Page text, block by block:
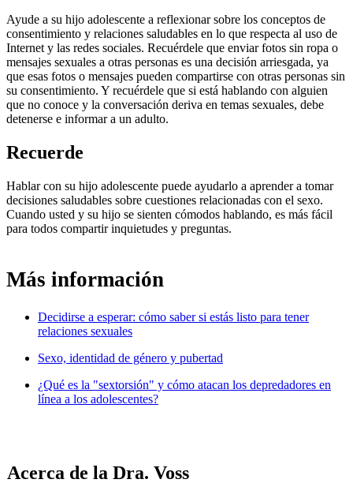
Ayude a su hijo adolescente a reflexionar sobre los conceptos de
consentimiento y relaciones saludables en lo que respecta al uso de
Internet y las redes sociales. Recuérdele que enviar fotos sin ropa o
mensajes sexuales a otras personas es una decisión arriesgada, ya
que esas fotos o mensajes pueden compartirse con otras personas sin
su consentimiento. Y recuérdele que si está hablando con alguien
que no conoce y la conversación deriva en temas sexuales, debe
detenerse e informar a un adulto.
Recuerde
Hablar con su hijo adolescente puede ayudarlo a aprender a tomar
decisiones saludables sobre cuestiones relacionadas con el sexo.
Cuando usted y su hijo se sienten cómodos hablando, es más fácil
para todos compartir inquietudes y preguntas.
Más información
Decidirse a esperar: cómo saber si estás listo para tener
relaciones sexuales
Sexo, identidad de género y pubertad
¿Qué es la "sextorsión" y cómo atacan los depredadores en
línea a los adolescentes?
Acerca de la Dra. Voss